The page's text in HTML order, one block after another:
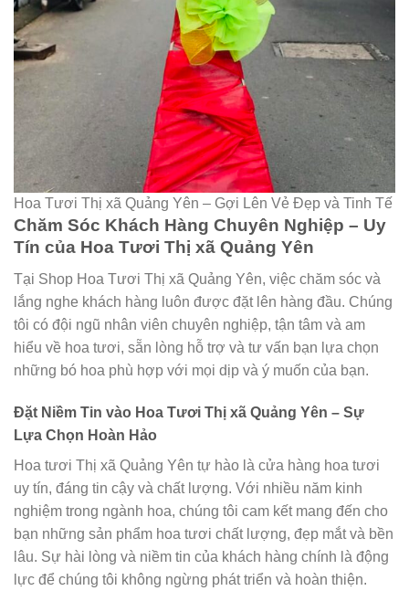
Hoa Tươi Thị xã Quảng Yên – Gợi Lên Vẻ Đẹp và Tinh Tế
Chăm Sóc Khách Hàng Chuyên Nghiệp – Uy
Tín của Hoa Tươi Thị xã Quảng Yên
Tại Shop Hoa Tươi Thị xã Quảng Yên, việc chăm sóc và
lắng nghe khách hàng luôn được đặt lên hàng đầu. Chúng
tôi có đội ngũ nhân viên chuyên nghiệp, tận tâm và am
hiểu về hoa tươi, sẵn lòng hỗ trợ và tư vấn bạn lựa chọn
những bó hoa phù hợp với mọi dịp và ý muốn của bạn.
Đặt Niềm Tin vào Hoa Tươi Thị xã Quảng Yên – Sự
Lựa Chọn Hoàn Hảo
Hoa tươi Thị xã Quảng Yên tự hào là cửa hàng hoa tươi
uy tín, đáng tin cậy và chất lượng. Với nhiều năm kinh
nghiệm trong ngành hoa, chúng tôi cam kết mang đến cho
bạn những sản phẩm hoa tươi chất lượng, đẹp mắt và bền
lâu. Sự hài lòng và niềm tin của khách hàng chính là động
lực để chúng tôi không ngừng phát triển và hoàn thiện.